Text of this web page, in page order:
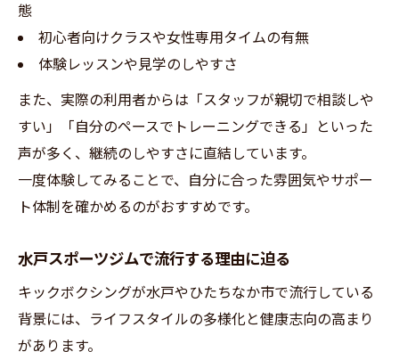
態
初心者向けクラスや女性専用タイムの有無
体験レッスンや見学のしやすさ
また、実際の利用者からは「スタッフが親切で相談しや
すい」「自分のペースでトレーニングできる」といった
声が多く、継続のしやすさに直結しています。
一度体験してみることで、自分に合った雰囲気やサポー
ト体制を確かめるのがおすすめです。
水戸スポーツジムで流行する理由に迫る
キックボクシングが水戸やひたちなか市で流行している
背景には、ライフスタイルの多様化と健康志向の高まり
があります。